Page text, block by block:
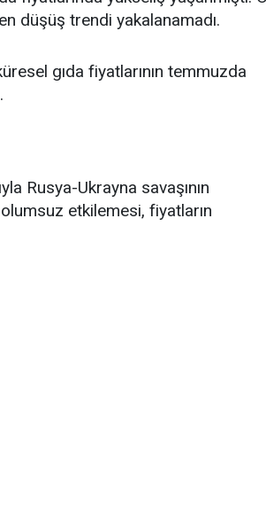
düşüş trendi yakalanamadı.
gıda fiyatlarının temmuzda
Rusya-Ukrayna savaşının
etkilemesi, fiyatların